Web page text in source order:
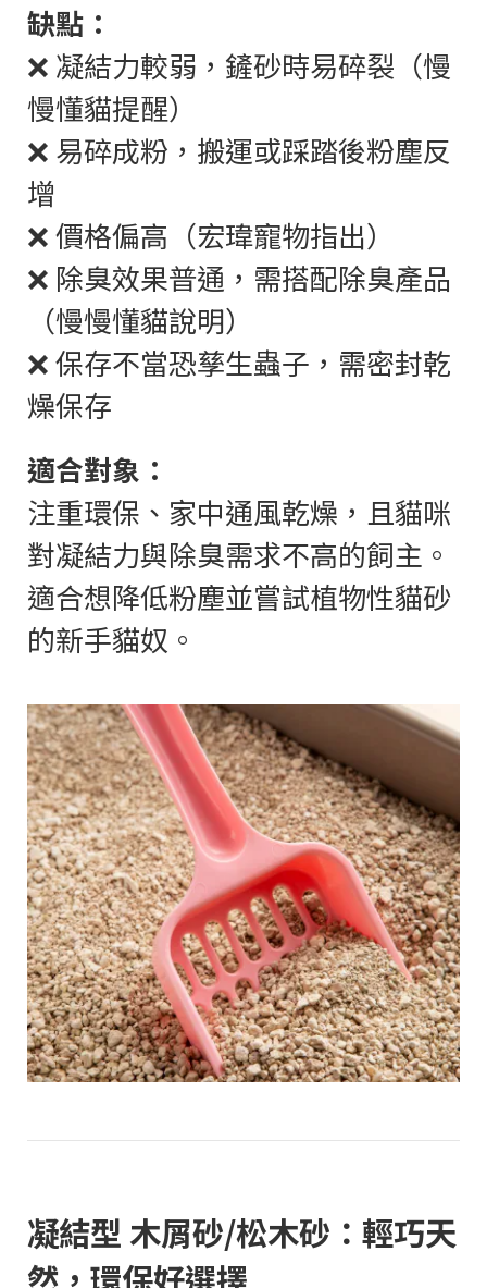
缺點：
❌ 凝結力較弱，鏟砂時易碎裂（慢
慢懂貓提醒）
❌ 易碎成粉，搬運或踩踏後粉塵反
增
❌ 價格偏高（宏瑋寵物指出）
❌ 除臭效果普通，需搭配除臭產品
（慢慢懂貓說明）
❌ 保存不當恐孳生蟲子，需密封乾
燥保存
適合對象：
注重環保、家中通風乾燥，且貓咪
對凝結力與除臭需求不高的飼主。
適合想降低粉塵並嘗試植物性貓砂
的新手貓奴。
凝結型 木屑砂/松木砂：輕巧天
然，環保好選擇